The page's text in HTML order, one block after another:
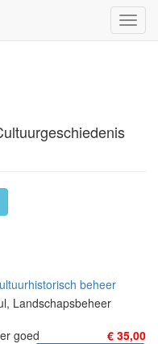
beheer
Landschapsbeheer
€ 35,00
goed